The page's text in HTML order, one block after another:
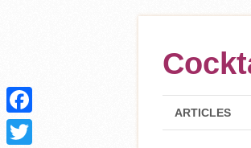
ARTICLES
Facebook